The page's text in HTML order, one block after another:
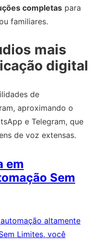
completas para
familiares.
mais
digital
de
aproximando o
e Telegram, que
de voz extensas.
em
Sem
altamente
Limites, você